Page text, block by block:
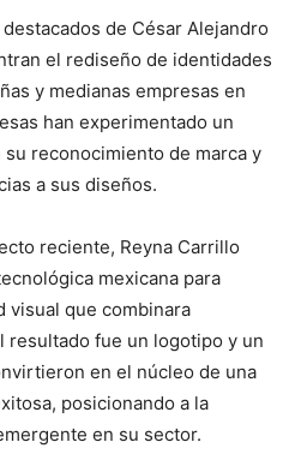
de César Alejandro
el rediseño de identidades
y medianas empresas en
han experimentado un
reconocimiento de marca y
a sus diseños.
reciente, Reyna Carrillo
mexicana para
visual que combinara
resultado fue un logotipo y un
en el núcleo de una
posicionando a la
en su sector.